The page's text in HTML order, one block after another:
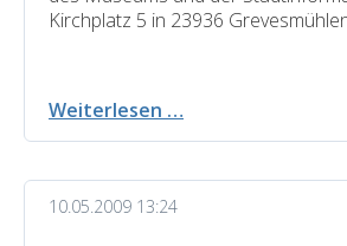
Kirchplatz 5 in 23936
Weiterlesen …
für
10.05.2009 13:24